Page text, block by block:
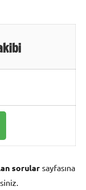
sorularsayfasına